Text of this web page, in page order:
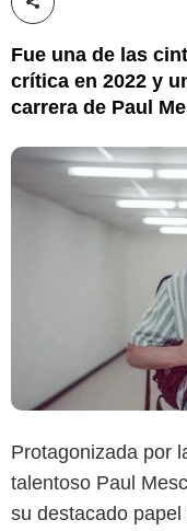
Compartir esta
Fue una de las
crítica en 2022 y
carrera de Paul
Protagonizada por
talentoso Paul
su destacado